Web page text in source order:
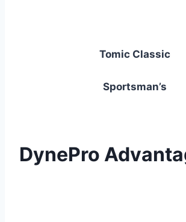
Leatherman Fuse
Tomic Classic
Sportsman’s
DynePro